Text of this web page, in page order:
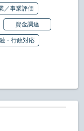
／事業評価
資金調達
・行政対応